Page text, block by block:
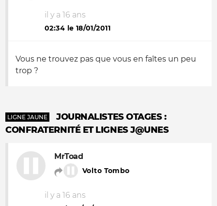
il y a 16 ans
02:34 le 18/01/2011
Vous ne trouvez pas que vous en faîtes un peu
trop ?
LIGNE JAUNE
JOURNALISTES OTAGES :
CONFRATERNITÉ ET LIGNES J@UNES
MrToad
Volto Tombo
il y a 16 ans